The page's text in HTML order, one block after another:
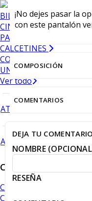
BILLETERAS
CINTURONES
PAÑUELOS
CALCETINES
CORBATAS
UNDERWEAR
Ver todo
ATRÁS
ATRÁS
Camisas
Camisa Organic Bambú
Camisas Performance
¡No dejes pasar la
con este pantalón
COMPOSICIÓN
COMENTARIOS
DEJA TU COMENTARIO
NOMBRE
RESEÑA